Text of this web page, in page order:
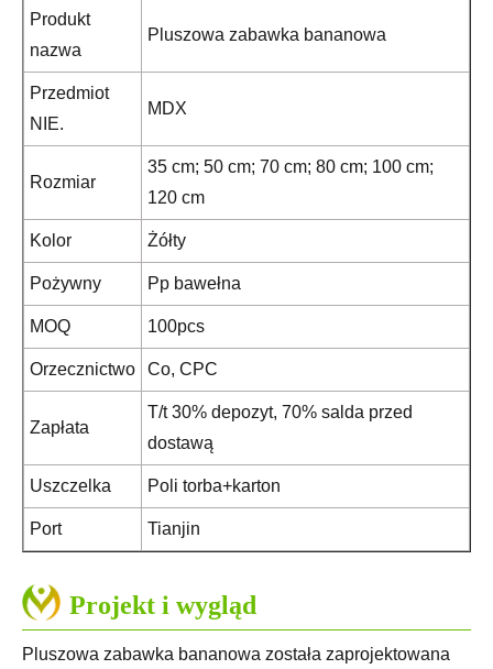
Produkt
nazwa
Pluszowa zabawka bananowa
Przedmiot
NIE.
MDX
Rozmiar
35 cm; 50 cm; 70 cm; 80 cm; 100 cm;
120 cm
Kolor Żółty
Pożywny Pp bawełna
MOQ 100pcs
Orzecznictwo Co, CPC
Zapłata
T/t 30% depozyt, 70% salda przed
dostawą
Uszczelka Poli torba+karton
Port Tianjin
Projekt i wygląd
Pluszowa zabawka bananowa została zaprojektowana